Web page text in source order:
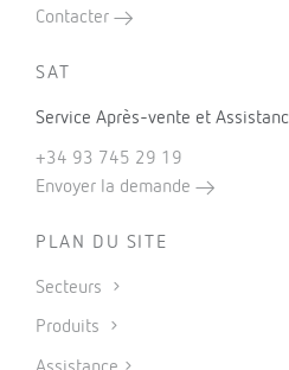
Contacter
SAT
Service Après-vente et
+34 93 745 29 19
Envoyer la demande
PLAN DU SITE
Secteurs
Produits